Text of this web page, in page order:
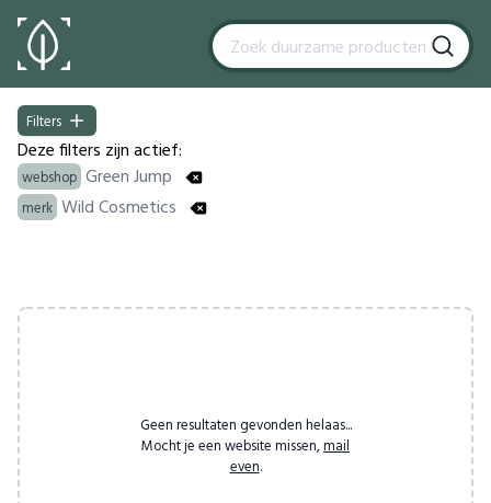
Filters
Filters
Deze filters zijn actief:
webshop Green Jump
merk Wild Cosmetics
Geen resultaten gevonden helaas...
Mocht je een website missen, mail
even.